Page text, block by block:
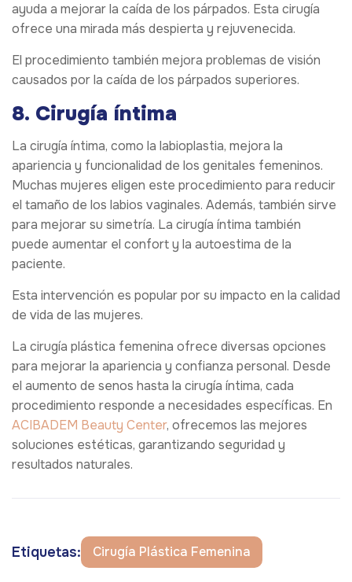
ayuda a mejorar la caída de los párpados. Esta cirugía
ofrece una mirada más despierta y rejuvenecida.
El procedimiento también mejora problemas de visión
causados por la caída de los párpados superiores.
8. Cirugía íntima
La cirugía íntima, como la labioplastia, mejora la
apariencia y funcionalidad de los genitales femeninos.
Muchas mujeres eligen este procedimiento para reducir
el tamaño de los labios vaginales. Además, también sirve
para mejorar su simetría. La cirugía íntima también
puede aumentar el confort y la autoestima de la
paciente.
Esta intervención es popular por su impacto en la calidad
de vida de las mujeres.
La cirugía plástica femenina ofrece diversas opciones
para mejorar la apariencia y confianza personal. Desde
el aumento de senos hasta la cirugía íntima, cada
procedimiento responde a necesidades específicas. En
ACIBADEM Beauty Center, ofrecemos las mejores
soluciones estéticas, garantizando seguridad y
resultados naturales.
Etiquetas: Cirugía Plástica Femenina